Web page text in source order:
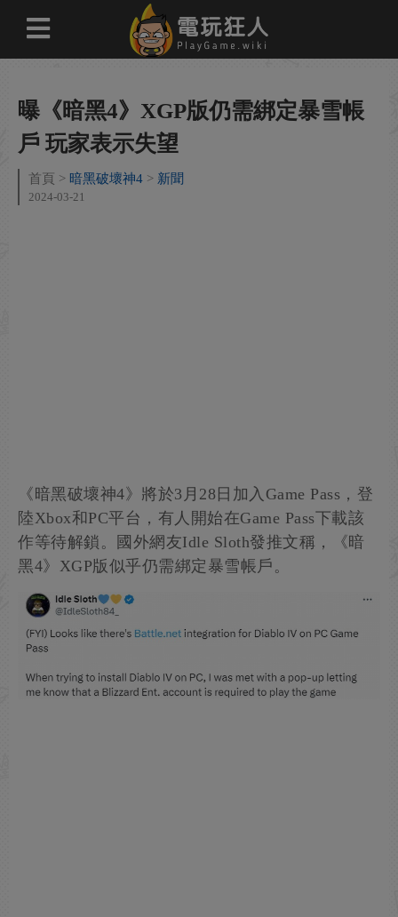
曝《暗黑4》XGP版仍需綁定暴雪帳
戶 玩家表示失望
首頁 暗黑破壞神4 新聞
2024-03-21
《暗黑破壞神4》將於3月28日加入Game Pass，登
陸Xbox和PC平台，有人開始在Game Pass下載該
作等待解鎖。國外網友Idle Sloth發推文稱，《暗
黑4》XGP版似乎仍需綁定暴雪帳戶。